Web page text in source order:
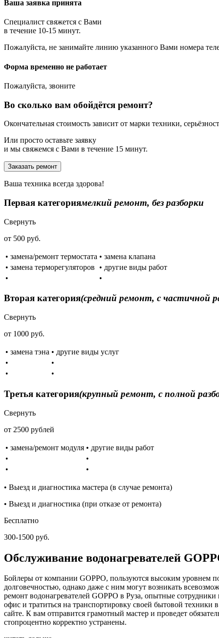
Ваша заявка принята
Специалист свяжется с Вами
в течение 10-15 минут.
Пожалуйста, не занимайте линию указанного Вами номера
Форма временно не работает
Пожалуйста, звоните
Во сколько вам обойдётся ремонт?
Окончательная стоимость зависит от марки техники,
Или просто оставьте заявку
и мы свяжемся с Вами в течение 15 минут.
Заказать ремонт
Ваша техника всегда здорова!
Первая категориямелкий ремонт, без разборки
Свернуть
от 500 руб.
• замена/ремонт термостата • замена клапана
• замена терморегуляторов
• другие виды работ
•
•
Вторая категория(средний ремонт, с частичной
Свернуть
от 1000 руб.
• замена тэна • другие виды услуг
•
•
•
•
Третья категория(крупный ремонт, с полной
Свернуть
от 2500 рублей
• замена/ремонт модуля • другие виды работ
•
•
•
•
• Выезд и диагностика мастера (в случае ремонта)
• Выезд и диагностика (при отказе от ремонта)
Бесплатно
300-1500 руб.
Обслуживание водонагревателей
Бойлеры от компании GOPPO, пользуются высоким уровнем
долговечностью, однако даже с ним могут возникать
ремонт водонагревателей GOPPO в Руза, опытные
офис и тратиться на транспортировку своей бытовой
сайте. К вам отправится грамотный мастер и проведет
стопроцентно корректно устранены.